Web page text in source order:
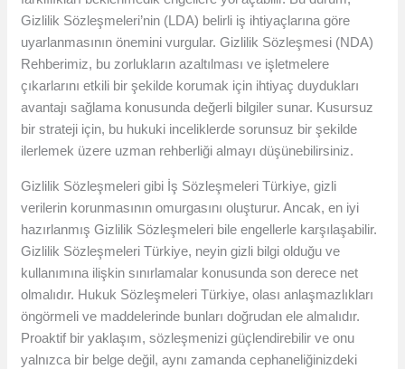
Gizlilik Sözleşmeleri’nin (LDA) belirli iş ihtiyaçlarına göre
uyarlanmasının önemini vurgular. Gizlilik Sözleşmesi (NDA)
Rehberimiz, bu zorlukların azaltılması ve işletmelere
çıkarlarını etkili bir şekilde korumak için ihtiyaç duydukları
avantajı sağlama konusunda değerli bilgiler sunar. Kusursuz
bir strateji için, bu hukuki inceliklerde sorunsuz bir şekilde
ilerlemek üzere uzman rehberliği almayı düşünebilirsiniz.
Gizlilik Sözleşmeleri gibi İş Sözleşmeleri Türkiye, gizli
verilerin korunmasının omurgasını oluşturur. Ancak, en iyi
hazırlanmış Gizlilik Sözleşmeleri bile engellerle karşılaşabilir.
Gizlilik Sözleşmeleri Türkiye, neyin gizli bilgi olduğu ve
kullanımına ilişkin sınırlamalar konusunda son derece net
olmalıdır. Hukuk Sözleşmeleri Türkiye, olası anlaşmazlıkları
öngörmeli ve maddelerinde bunları doğrudan ele almalıdır.
Proaktif bir yaklaşım, sözleşmenizi güçlendirebilir ve onu
yalnızca bir belge değil, aynı zamanda cephaneliğinizdeki